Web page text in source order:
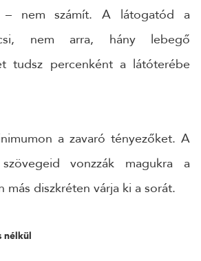
– nem számít. A látogatód a
nem arra, hány lebegő
tudsz percenként a látóterébe
a zavaró tényezőket. A
vonzzák magukra a
diszkréten várja ki a sorát.
nélkül